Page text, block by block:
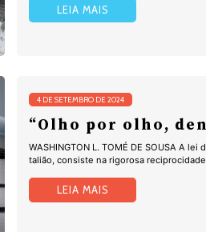
LEIA MAIS
4 DE SETEMBRO DE 2024
“Olho por olho,
WASHINGTON L. TOMÉ DE SOUSA A
talião, consiste na rigorosa
LEIA MAIS